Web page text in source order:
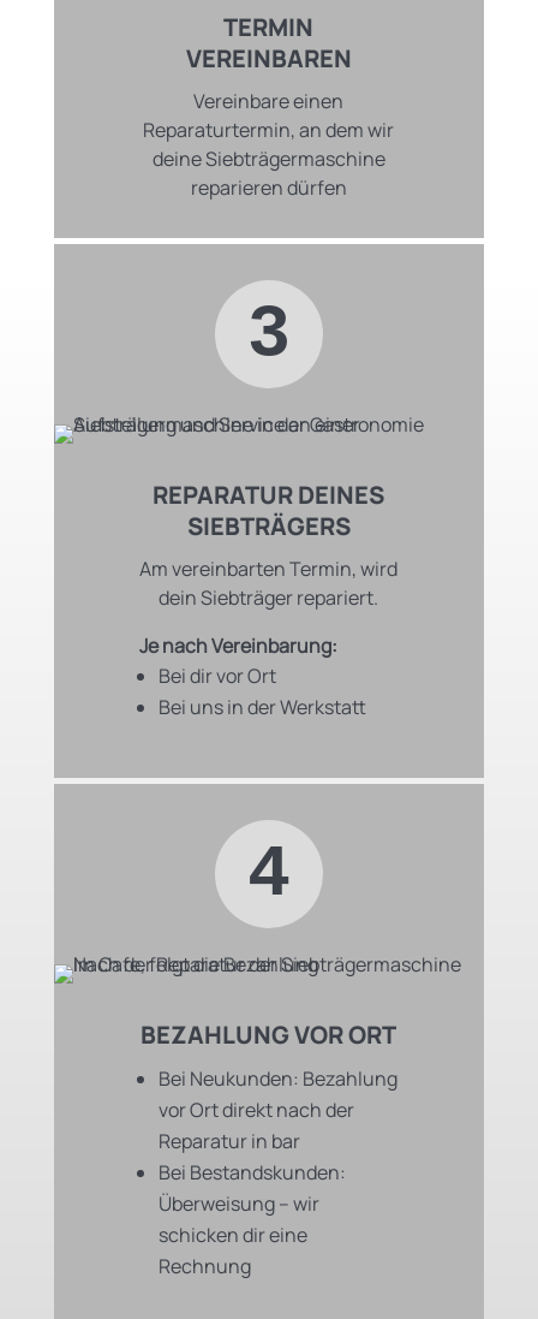
TERMIN
VEREINBAREN
Vereinbare einen
Reparaturtermin, an dem wir
deine Siebträgermaschine
reparieren dürfen
3
REPARATUR DEINES
SIEBTRÄGERS
Am vereinbarten Termin, wird
dein Siebträger repariert.
Je nach Vereinbarung:
Bei dir vor Ort
Bei uns in der Werkstatt
4
BEZAHLUNG VOR ORT
Bei Neukunden: Bezahlung
vor Ort direkt nach der
Reparatur in bar
Bei Bestandskunden:
Überweisung – wir
schicken dir eine
Rechnung